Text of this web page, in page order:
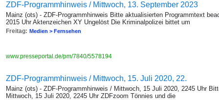
ZDF-Programmhinweis / Mittwoch, 13. September 2023
Mainz (ots) - ZDF-Programmhinweis Bitte aktualisierten Programmtext
2015 Uhr Aktenzeichen XY Ungelöst Die Kriminalpolizei bittet um
Freitag: Medien > Fernsehen
www.presseportal.de/pm/7840/5578194
ZDF-Programmhinweis / Mittwoch, 15. Juli 2020, 22.
Mainz (ots) - ZDF-Programmhinweis / Mittwoch, 15 Juli 2020, 2245 Uhr
Mittwoch, 15 Juli 2020, 2245 Uhr ZDFzoom Tönnies und die